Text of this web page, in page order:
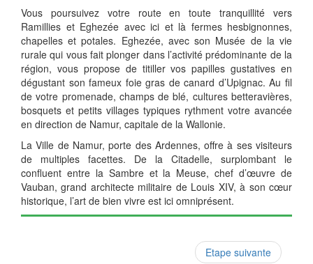
Vous poursuivez votre route en toute tranquillité vers
Ramillies et Eghezée avec ici et là fermes hesbignonnes,
chapelles et potales. Eghezée, avec son Musée de la vie
rurale qui vous fait plonger dans l’activité prédominante de la
région, vous propose de titiller vos papilles gustatives en
dégustant son fameux foie gras de canard d’Upignac. Au fil
de votre promenade, champs de blé, cultures betteravières,
bosquets et petits villages typiques rythment votre avancée
en direction de Namur, capitale de la Wallonie.
La Ville de Namur, porte des Ardennes, offre à ses visiteurs
de multiples facettes. De la Citadelle, surplombant le
confluent entre la Sambre et la Meuse, chef d’œuvre de
Vauban, grand architecte militaire de Louis XIV, à son cœur
historique, l’art de bien vivre est ici omniprésent.
Etape suivante